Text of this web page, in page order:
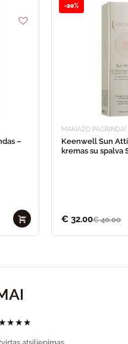
–
-20%
MAKIAŽO PAGRINDAI
Keenwell Sun
kremas su spalva
€ 32.00€40.00